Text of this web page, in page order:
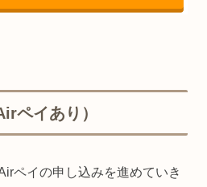
ペイあり）
ペイの申し込みを進めていき